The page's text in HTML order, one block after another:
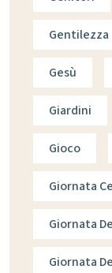
Gentilezza
Gesù
Giardini
Gioco
Giornata
Giornata
Giornata